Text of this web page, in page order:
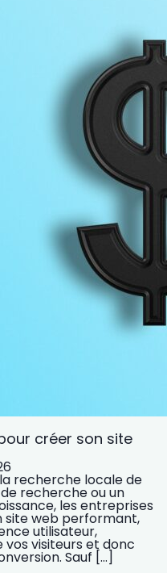
créer son site
recherche locale de
recherche ou un
les entreprises
site web performant,
utilisateur,
visiteurs et donc
Sauf […]